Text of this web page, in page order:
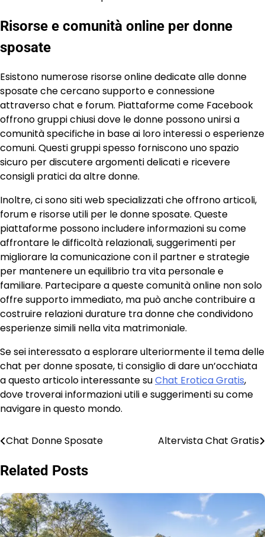
Risorse e comunità online per donne
sposate
Esistono numerose risorse online dedicate alle donne
sposate che cercano supporto e connessione
attraverso chat e forum. Piattaforme come Facebook
offrono gruppi chiusi dove le donne possono unirsi a
comunità specifiche in base ai loro interessi o esperienze
comuni. Questi gruppi spesso forniscono uno spazio
sicuro per discutere argomenti delicati e ricevere
consigli pratici da altre donne.
Inoltre, ci sono siti web specializzati che offrono articoli,
forum e risorse utili per le donne sposate. Queste
piattaforme possono includere informazioni su come
affrontare le difficoltà relazionali, suggerimenti per
migliorare la comunicazione con il partner e strategie
per mantenere un equilibrio tra vita personale e
familiare. Partecipare a queste comunità online non solo
offre supporto immediato, ma può anche contribuire a
costruire relazioni durature tra donne che condividono
esperienze simili nella vita matrimoniale.
Se sei interessato a esplorare ulteriormente il tema delle
chat per donne sposate, ti consiglio di dare un’occhiata
a questo articolo interessante suChat Erotica Gratis,
dove troverai informazioni utili e suggerimenti su come
navigare in questo mondo.
Post
navigation
Chat Donne Sposate Altervista Chat Gratis
Related Posts